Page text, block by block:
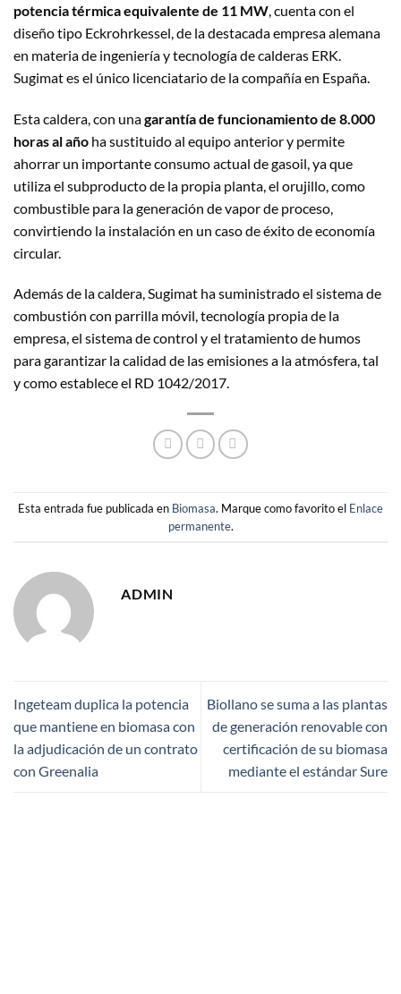
potencia térmica equivalente de 11 MW , cuenta con el
diseño tipo Eckrohrkessel, de la destacada empresa alemana
en materia de ingeniería y tecnología de calderas ERK.
Sugimat es el único licenciatario de la compañía en España.
Esta caldera, con unagarantía de funcionamiento de 8.000
horas al año ha sustituido al equipo anterior y permite
ahorrar un importante consumo actual de gasoil, ya que
utiliza el subproducto de la propia planta, el orujillo, como
combustible para la generación de vapor de proceso,
convirtiendo la instalación en un caso de éxito de economía
circular.
Además de la caldera, Sugimat ha suministrado el sistema de
combustión con parrilla móvil, tecnología propia de la
empresa, el sistema de control y el tratamiento de humos
para garantizar la calidad de las emisiones a la atmósfera, tal
y como establece el RD 1042/2017.
Esta entrada fue publicada en Biomasa. Marque como favorito el Enlace
permanente.
ADMIN
Ingeteam duplica la potencia
que mantiene en biomasa con
la adjudicación de un contrato
con Greenalia
Biollano se suma a las plantas
de generación renovable con
certificación de su biomasa
mediante el estándar Sure